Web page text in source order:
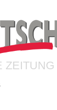
ZEITUNG